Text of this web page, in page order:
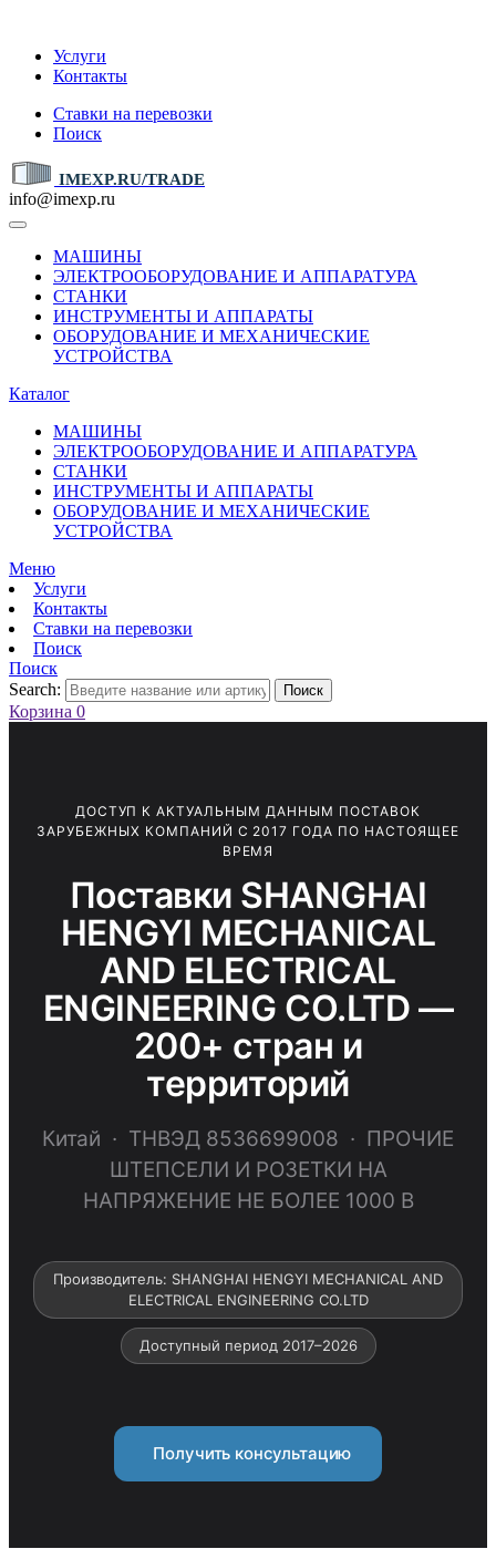
Услуги
Контакты
Ставки на перевозки
Поиск
IMEXP.RU/TRADE
info@imexp.ru
МАШИНЫ
ЭЛЕКТРООБОРУДОВАНИЕ И АППАРАТУРА
СТАНКИ
ИНСТРУМЕНТЫ И АППАРАТЫ
ОБОРУДОВАНИЕ И МЕХАНИЧЕСКИЕ
УСТРОЙСТВА
Каталог
МАШИНЫ
ЭЛЕКТРООБОРУДОВАНИЕ И АППАРАТУРА
СТАНКИ
ИНСТРУМЕНТЫ И АППАРАТЫ
ОБОРУДОВАНИЕ И МЕХАНИЧЕСКИЕ
УСТРОЙСТВА
Меню
Услуги
Контакты
Ставки на перевозки
Поиск
Поиск
Search:
Поиск
Корзина 0
ДОСТУП К АКТУАЛЬНЫМ ДАННЫМ ПОСТАВОК
ЗАРУБЕЖНЫХ КОМПАНИЙ С 2017 ГОДА ПО НАСТОЯЩЕЕ
ВРЕМЯ
Поставки SHANGHAI
HENGYI MECHANICAL
AND ELECTRICAL
ENGINEERING CO.LTD —
200+ стран и
территорий
Китай · ТНВЭД 8536699008 · ПРОЧИЕ
ШТЕПСЕЛИ И РОЗЕТКИ НА
НАПРЯЖЕНИЕ НЕ БОЛЕЕ 1000 В
Производитель: SHANGHAI HENGYI MECHANICAL AND
ELECTRICAL ENGINEERING CO.LTD
Доступный период 2017–2026
Получить консультацию